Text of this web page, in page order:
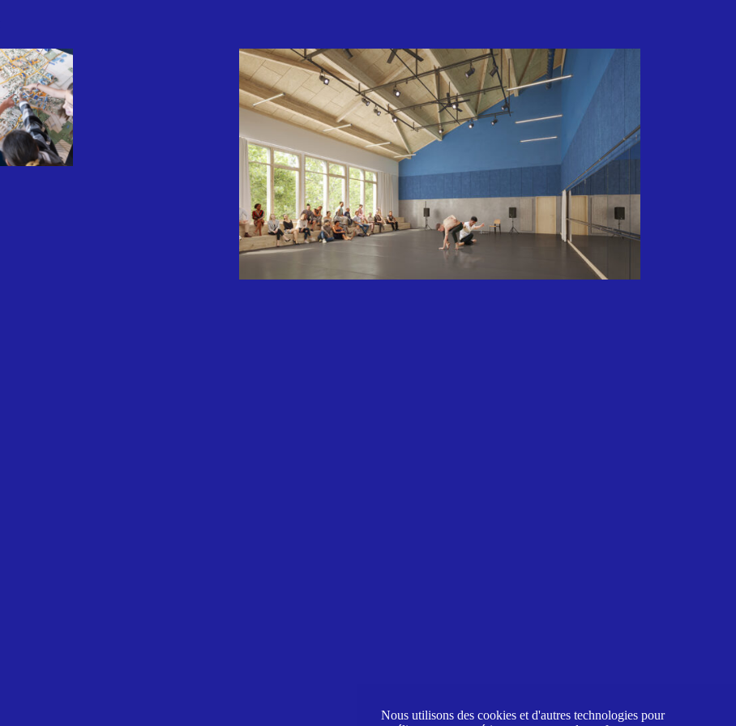
Nous utilisons des cookies et d'autres technologies pour